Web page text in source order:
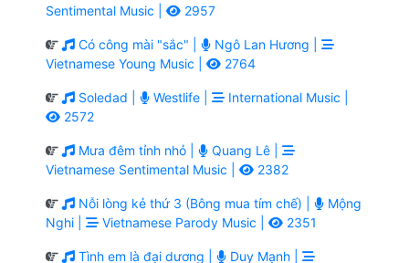
Sentimental Music |
2957
Có công mài "sắc" |
Ngô Lan Hương |
Vietnamese Young Music |
2764
Soledad | Westlife |
International Music |
2572
Mưa đêm tỉnh nhỏ |
Quang Lê |
Vietnamese Sentimental Music |
2382
Nỗi lòng kẻ thứ 3 (Bông mua tím chế) |
Mộng
Nghi |
Vietnamese Parody Music | 2351
Tình em là đại dương | Duy Mạnh |